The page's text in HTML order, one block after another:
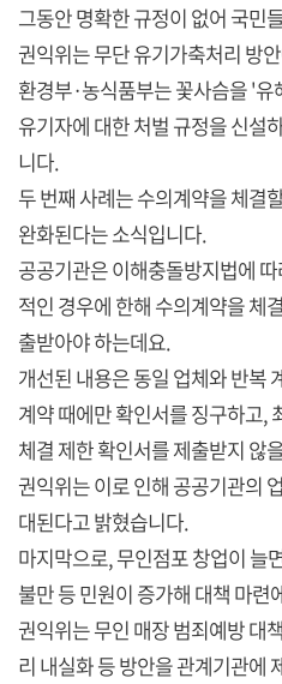
그동안 명확한 규정이 없어 국민
권익위는 무단 유기가축처리 방
환경부·농식품부는 꽃사슴을 '
유기자에 대한 처벌 규정을 신설
니다.
두 번째 사례는 수의계약을 체결
완화된다는 소식입니다.
공공기관은 이해충돌방지법에
적인 경우에 한해 수의계약을 체
출받아야 하는데요.
개선된 내용은 동일 업체와 반복
계약 때에만 확인서를 징구하고,
체결 제한 확인서를 제출받지 않
권익위는 이로 인해 공공기관의
대된다고 밝혔습니다.
마지막으로, 무인점포 창업이 늘
불만 등 민원이 증가해 대책 마련
권익위는 무인 매장 범죄예방 대
리 내실화 등 방안을 관계기관에